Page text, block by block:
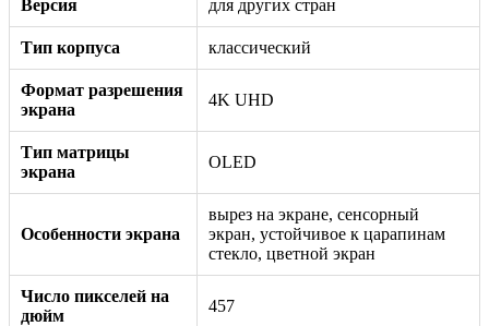
Версия для других стран
Тип корпуса классический
Формат разрешения
экрана
4K UHD
Тип матрицы
экрана
OLED
Особенности экрана
вырез на экране, сенсорный
экран, устойчивое к царапинам
стекло, цветной экран
Число пикселей на
дюйм
457